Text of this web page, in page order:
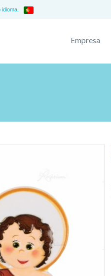
idioma:
Empresa